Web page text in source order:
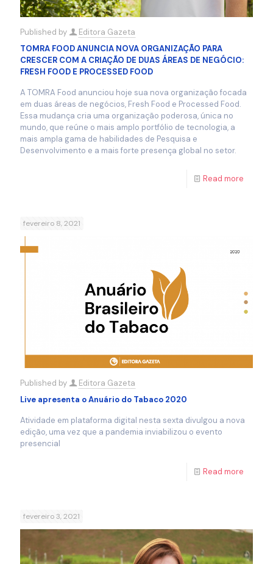
Published by
Editora Gazeta
TOMRA FOOD ANUNCIA NOVA ORGANIZAÇÃO PARA
CRESCER COM A CRIAÇÃO DE DUAS ÁREAS DE NEGÓCIO:
FRESH FOOD E PROCESSED FOOD
A TOMRA Food anunciou hoje sua nova organização focada
em duas áreas de negócios, Fresh Food e Processed Food.
Essa mudança cria uma organização poderosa, única no
mundo, que reúne o mais amplo portfólio de tecnologia, a
mais ampla gama de habilidades de Pesquisa e
Desenvolvimento e a mais forte presença global no setor.
Read more
fevereiro 8, 2021
Published by
Editora Gazeta
Live apresenta o Anuário do Tabaco 2020
Atividade em plataforma digital nesta sexta divulgou a nova
edição, uma vez que a pandemia inviabilizou o evento
presencial
Read more
fevereiro 3, 2021